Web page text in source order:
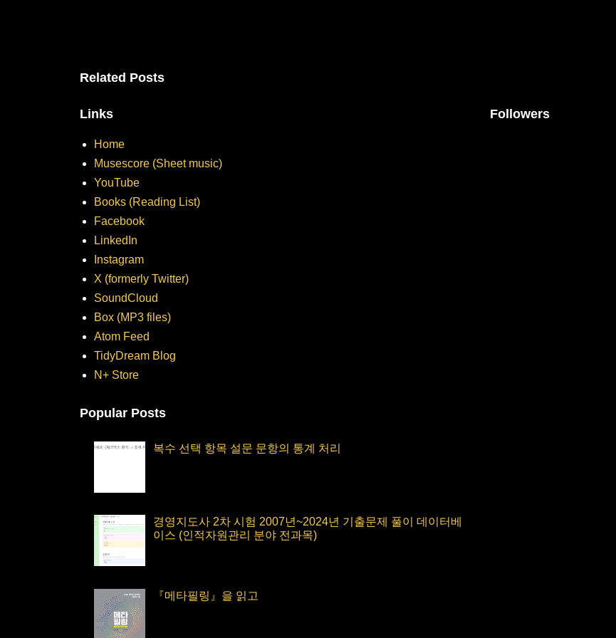
Related Posts
Links
Home
Musescore (Sheet music)
YouTube
Books (Reading List)
Facebook
LinkedIn
Instagram
X (formerly Twitter)
SoundCloud
Box (MP3 files)
Atom Feed
TidyDream Blog
N+ Store
Popular Posts
복수 선택 항목 설문 문항의 통계 처리
경영지도사 2차 시험 2007년~2024년 기출문제 풀이 데이터베
이스 (인적자원관리 분야 전과목)
『메타필링』을 읽고
Followers